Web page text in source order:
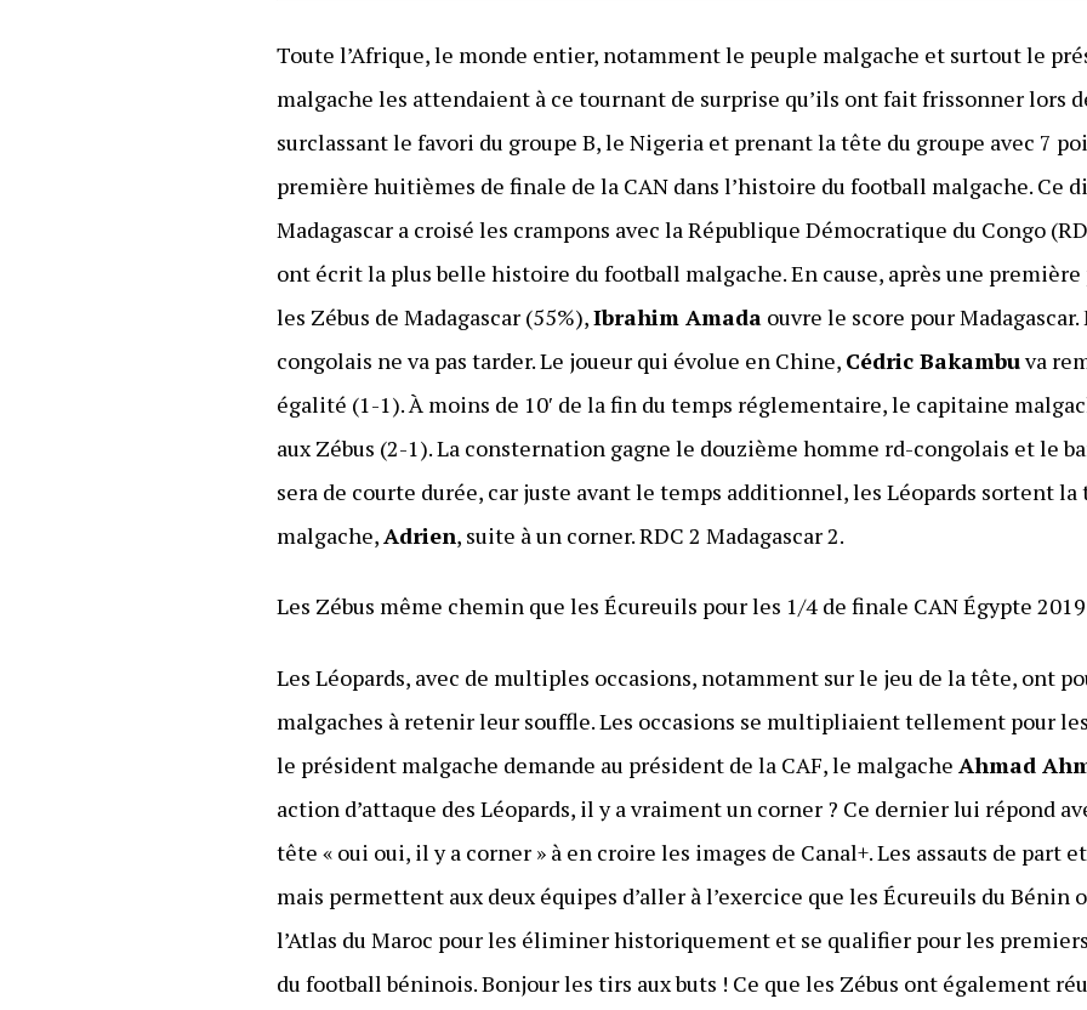
Toute l’Afrique, le monde entier, notamment le peuple malgache et surtout le
malgache les attendaient à ce tournant de surprise qu’ils ont fait frissonner lors
surclassant le favori du groupe B, le Nigeria et prenant la tête du groupe avec 7
première huitièmes de finale de la CAN dans l’histoire du football malgache. Ce
Madagascar a croisé les crampons avec la République Démocratique du Congo
ont écrit la plus belle histoire du football malgache. En cause, après une
les Zébus de Madagascar (55%),Ibrahim Amada ouvre le score pour
congolais ne va pas tarder. Le joueur qui évolue en Chine, Cédric Bakambuva
égalité (1-1). À moins de 10′ de la fin du temps réglementaire, le capitaine
aux Zébus (2-1). La consternation gagne le douzième homme rd-congolais et le
sera de courte durée, car juste avant le temps additionnel, les Léopards sortent
malgache, Adrien, suite à un corner. RDC 2 Madagascar 2.
Les Zébus même chemin que les Écureuils pour les 1/4 de finale CAN Égypte 2019
Les Léopards, avec de multiples occasions, notamment sur le jeu de la tête, ont
malgaches à retenir leur souffle. Les occasions se multipliaient tellement pour
le président malgache demande au président de la CAF, le malgache Ahmad
action d’attaque des Léopards, il y a vraiment un corner ? Ce dernier lui répond
tête « oui oui, il y a corner » à en croire les images de Canal+. Les assauts de part
mais permettent aux deux équipes d’aller à l’exercice que les Écureuils du Bénin
l’Atlas du Maroc pour les éliminer historiquement et se qualifier pour les
du football béninois. Bonjour les tirs aux buts ! Ce que les Zébus ont également